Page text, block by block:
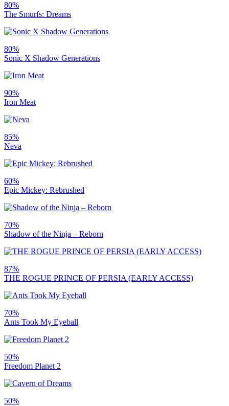
80%
The Smurfs: Dreams
80%
Sonic X Shadow Generations
90%
Iron Meat
85%
Neva
60%
Epic Mickey: Rebrushed
70%
Shadow of the Ninja – Reborn
87%
THE ROGUE PRINCE OF PERSIA (EARLY ACCESS)
70%
Ants Took My Eyeball
50%
Freedom Planet 2
50%